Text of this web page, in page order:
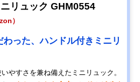
リュック GHM0554
）
った、ハンドル付きミニリ
やすさを兼ね備えたミニリュック。